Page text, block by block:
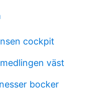
cockpit
väst
bocker